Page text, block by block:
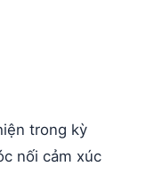
trong kỳ
nối cảm xúc